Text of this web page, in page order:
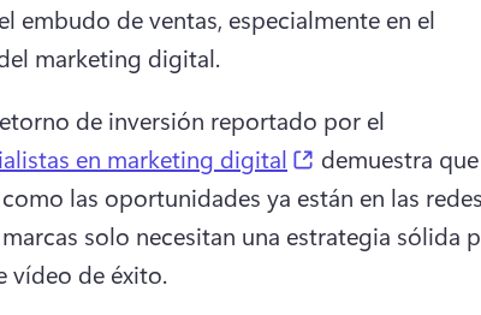
embudo de ventas, especialmente en el
marketing digital.
de inversión reportado por el
en marketing digital
(opens in a new
demuestra que
las oportunidades ya están en las redes
solo necesitan una estrategia sólida
vídeo de éxito.